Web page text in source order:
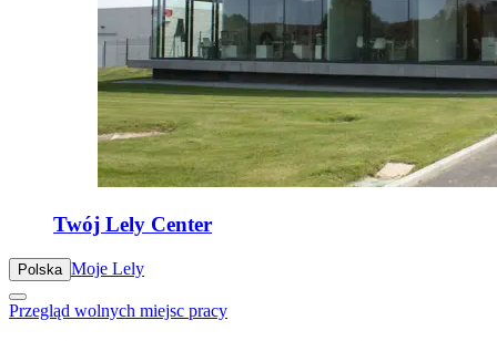
Twój Lely Center
Polska Moje Lely
Przegląd wolnych miejsc pracy